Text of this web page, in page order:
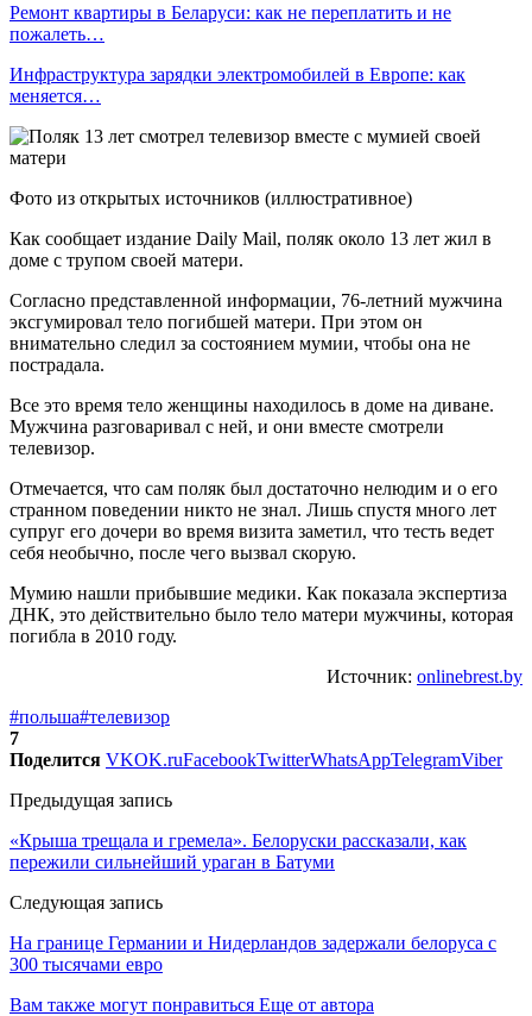
Ремонт квартиры в Беларуси: как не переплатить и не
пожалеть…
Инфраструктура зарядки электромобилей в Европе: как
меняется…
Фото из открытых источников (иллюстративное)
Как сообщает издание Daily Mail, поляк около 13 лет жил в
доме с трупом своей матери.
Согласно представленной информации, 76-летний мужчина
эксгумировал тело погибшей матери. При этом он
внимательно следил за состоянием мумии, чтобы она не
пострадала.
Все это время тело женщины находилось в доме на диване.
Мужчина разговаривал с ней, и они вместе смотрели
телевизор.
Отмечается, что сам поляк был достаточно нелюдим и о его
странном поведении никто не знал. Лишь спустя много лет
супруг его дочери во время визита заметил, что тесть ведет
себя необычно, после чего вызвал скорую.
Мумию нашли прибывшие медики. Как показала экспертиза
ДНК, это действительно было тело матери мужчины, которая
погибла в 2010 году.
Источник: onlinebrest.by
#польша#телевизор
7
Поделится VKOK.ruFacebookTwitterWhatsAppTelegramViber
Предыдущая запись
«Крыша трещала и гремела». Белоруски рассказали, как
пережили сильнейший ураган в Батуми
Следующая запись
На границе Германии и Нидерландов задержали белоруса с
300 тысячами евро
Вам также могут понравиться Еще от автора